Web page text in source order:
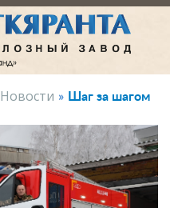
Новости Шаг за шагом